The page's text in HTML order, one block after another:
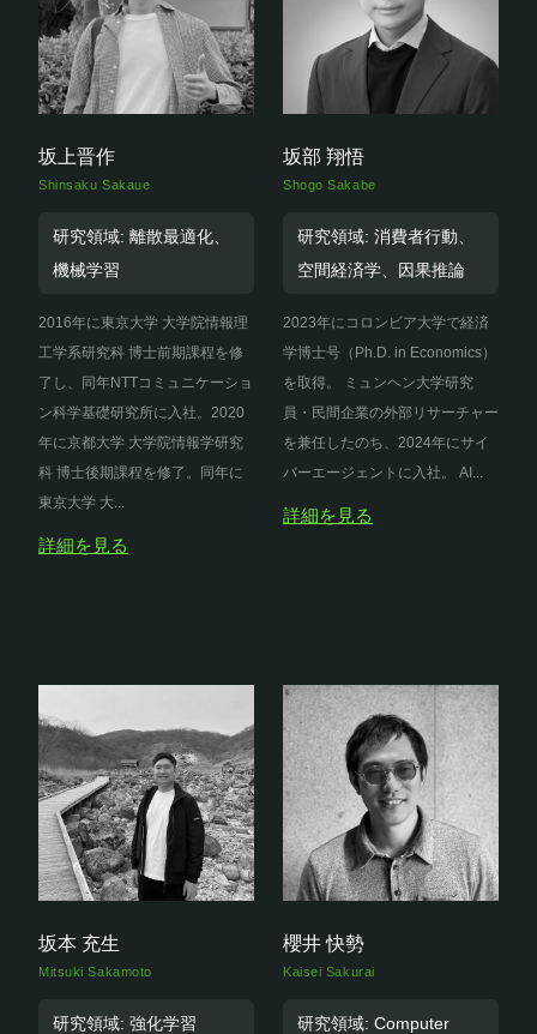
坂上晋作
Shinsaku Sakaue
研究領域: 離散最適化、
機械学習
2016年に東京大学 大学院情報理
工学系研究科 博士前期課程を修
了し、同年NTTコミュニケーショ
ン科学基礎研究所に入社。2020
年に京都大学 大学院情報学研究
科 博士後期課程を修了。同年に
東京大学 大...
詳細を見る
坂部 翔悟
Shogo Sakabe
研究領域: 消費者行動、
空間経済学、因果推論
2023年にコロンビア大学で経済
学博士号（Ph.D. in Economics）
を取得。 ミュンヘン大学研究
員・民間企業の外部リサーチャー
を兼任したのち、2024年にサイ
バーエージェントに入社。 AI...
詳細を見る
坂本 充生
Mitsuki Sakamoto
研究領域: 強化学習
櫻井 快勢
Kaisei Sakurai
研究領域: Computer